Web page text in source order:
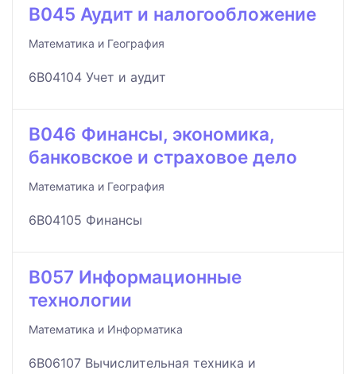
B045 Аудит и налогообложение
Математика и География
6B04104 Учет и аудит
B046 Финансы, экономика,
банковское и страховое дело
Математика и География
6B04105 Финансы
B057 Информационные
технологии
Математика и Информатика
6B06107 Вычислительная техника и